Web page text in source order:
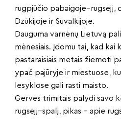
rugpjūčio pabaigoje–rugsėjį,
Dzūkijoje ir Suvalkijoje.
Dauguma varnėnų Lietuvą
mėnesiais. Įdomu tai, kad kai
pastaraisiais metais žiemoti
ypač pajūryje ir miestuose,
lesyklose gali rasti maisto.
Gervės trimitais palydi savo
rugsėjį–spalį, pikas – apie